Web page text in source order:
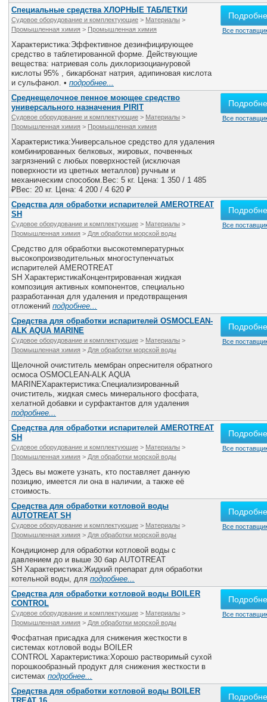
Специальные средства ХЛОРНЫЕ ТАБЛЕТКИ
Судовое оборудование и комплектующие > Материалы >
Промышленная химия > Промышленная химия
Характеристика:Эффективное дезинфицирующее
средство в таблетированной форме. Действующие
вещества: натриевая соль дихлоризоциануровой
кислоты 95% , бикарбонат натрия, адипиновая кислота
и сульфанол. • подробнее...
Все
Среднещелочное пенное моющее средство
универсального назначения PIRIT
Судовое оборудование и комплектующие > Материалы >
Промышленная химия > Промышленная химия
Характеристика:Универсальное средство для удаления
комбинированных белковых, жировых, почвенных
загрязнений с любых поверхностей (исключая
поверхности из цветных металлов) ручным и
механическим способом.Вес: 5 кг. Цена: 1 350 / 1 485
₽Вес: 20 кг. Цена: 4 200 / 4 620 ₽
Все
Средства для обработки испарителей AMEROTREAT
SH
Судовое оборудование и комплектующие > Материалы >
Промышленная химия > Для обработки морской воды
Средство для обработки высокотемпературных
высокопроизводительных многоступенчатых
испарителей AMEROTREAT
SH ХарактеристикаКонцентрированная жидкая
композиция активных компонентов, специально
разработанная для удаления и предотвращения
отложений подробнее...
Все
Средства для обработки испарителей OSMOCLEAN-
ALK AQUA MARINE
Судовое оборудование и комплектующие > Материалы >
Промышленная химия > Для обработки морской воды
Щелочной очиститель мембран опреснителя обратного
осмоса OSMOCLEAN-ALK AQUA
MARINEХарактеристика:Специализированный
очиститель, жидкая смесь минерального фосфата,
хелатной добавки и сурфактантов для удаления
подробнее...
Все
Средства для обработки испарителей АMEROTREAT
SH
Судовое оборудование и комплектующие > Материалы >
Промышленная химия > Для обработки морской воды
Здесь вы можете узнать, кто поставляет данную
позицию, имеется ли она в наличии, а также её
стоимость.
Все
Средства для обработки котловой воды
AUTOTREAT SH
Судовое оборудование и комплектующие > Материалы >
Промышленная химия > Для обработки морской воды
Кондиционер для обработки котловой воды с
давлением до и выше 30 бар AUTOTREAT
SH Характеристика:Жидкий препарат для обработки
котельной воды, для подробнее...
Все
Средства для обработки котловой воды BOILER
CONTROL
Судовое оборудование и комплектующие > Материалы >
Промышленная химия > Для обработки морской воды
Фосфатная присадка для снижения жесткости в
системах котловой воды BOILER
CONTROL Характеристика:Хорошо растворимый сухой
порошкообразный продукт для снижения жесткости в
системах подробнее...
Все
Средства для обработки котловой воды BOILER